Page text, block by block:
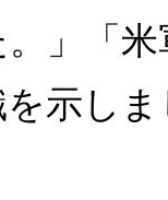
」「
示し